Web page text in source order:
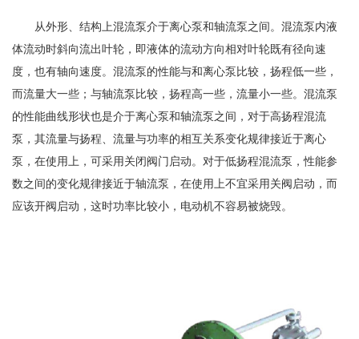
从外形、结构上混流泵介于离心泵和轴流泵之间。混流泵内液
体流动时斜向流出叶轮，即液体的流动方向相对叶轮既有径向速
度，也有轴向速度。混流泵的性能与和离心泵比较，扬程低一些，
而流量大一些；与轴流泵比较，扬程高一些，流量小一些。混流泵
的性能曲线形状也是介于离心泵和轴流泵之间，对于高扬程混流
泵，其流量与扬程、流量与功率的相互关系变化规律接近于离心
泵，在使用上，可采用关闭阀门启动。对于低扬程混流泵，性能参
数之间的变化规律接近于轴流泵，在使用上不宜采用关阀启动，而
应该开阀启动，这时功率比较小，电动机不容易被烧毁。